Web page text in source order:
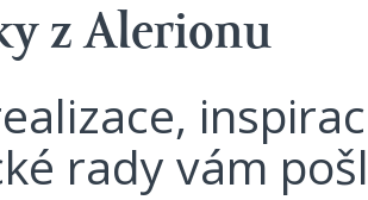
z Alerionu
rady vám